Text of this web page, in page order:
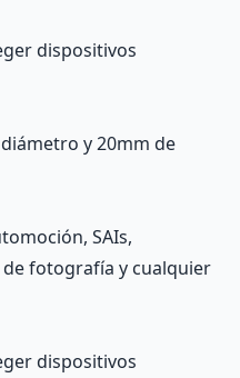
dispositivos
y 20mm de
SAIs,
fotografía y cualquier
dispositivos